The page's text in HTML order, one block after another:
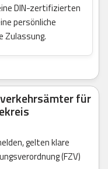
DIN-zertifizierten
persönliche
Zulassung.
für
gelten klare
(FZV)